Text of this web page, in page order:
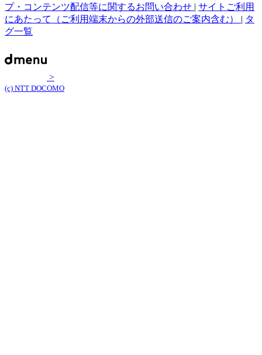
プ・コンテンツ配信等に関するお問い合わせ | サイトご利用
にあたって（ご利用端末からの外部送信のご案内含む） | タ
グ一覧
>
(c) NTT DOCOMO